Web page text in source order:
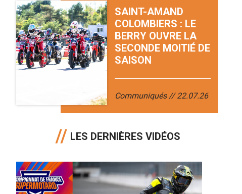
SAINT-AMAND
COLOMBIERS : LE
BERRY OUVRE LA
SECONDE MOITIÉ DE
SAISON
Communiqués 22.07.26
LES DERNIÈRES VIDÉOS